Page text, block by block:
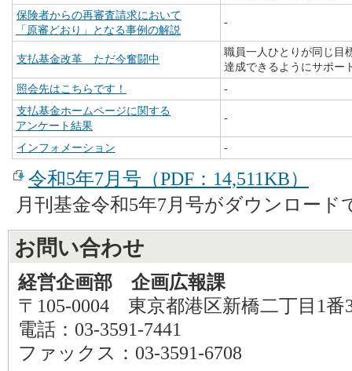
保険者からの再審査請求において
「原審どおり」となる事例の解説
-
支払基金改革 ただ今奮闘中
職員一人ひとりが同じ目
達成できるようにサポー
照会先はこちらです！
-
支払基金ホームページに関する
アンケート結果
-
インフォメーション -
令和5年7月号（PDF：14,511KB）
月刊基金令和5年7月号がダウンロード
お問い合わせ
経営企画部 企画広報課
〒105-0004 東京都港区新橋二丁目1番
電話：03-3591-7441
ファックス：03-3591-6708